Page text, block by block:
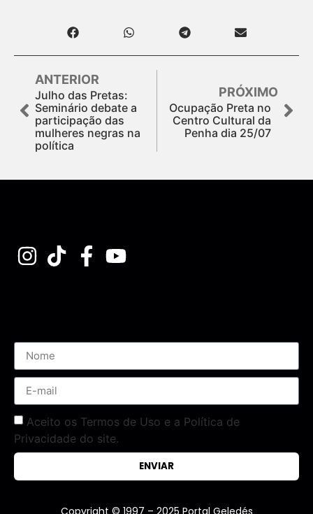
ANTERIOR
Julho das Pretas:
Seminário debate a
participação das
mulheres negras na
política
PRÓXIMO
Ocupação Preta no
Centro Cultural da
Penha dia 25/07
Aceito os Termos de Uso e a Política de
Privacidade do site.
ENVIAR
Copyright © 1997 – 2025 Portal Geledés